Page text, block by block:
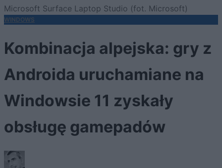
Microsoft Surface Laptop Studio (fot. Microsoft)
WINDOWS
Kombinacja alpejska: gry z
Androida uruchamiane na
Windowsie 11 zyskały
obsługę gamepadów